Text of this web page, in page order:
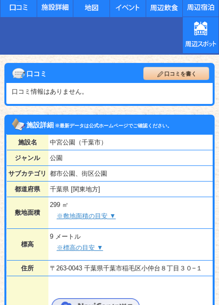
口コミ 口コミを書く
口コミ情報はありません。
施設詳細※最新データは公式ホームページでご確認ください。
施設名 中宮公園（千葉市）
ジャンル 公園
サブカテゴリ 都市公園、街区公園
都道府県 千葉県 [関東地方]
敷地面積
299 ㎡
※敷地面積の目安 ▼
標高
9 メートル
※標高の目安 ▼
住所 〒263-0043 千葉県千葉市稲毛区小仲台８丁目３０−１